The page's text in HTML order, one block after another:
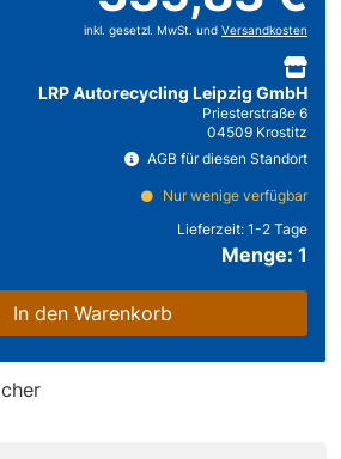
inkl. gesetzl. MwSt. und Versandkosten
LRP Autorecycling Leipzig GmbH
Priesterstraße 6
04509 Krostitz
AGB für diesen Standort
Nur wenige verfügbar
Lieferzeit: 1-2 Tage
Menge: 1
In den Warenkorb